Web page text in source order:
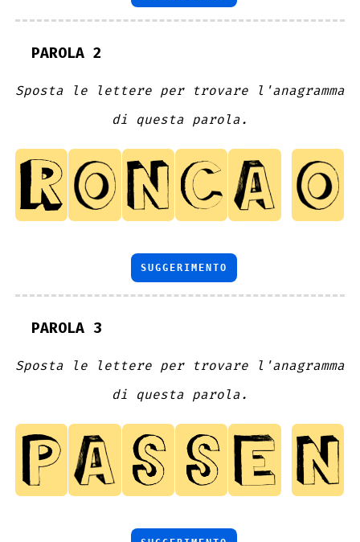
PAROLA 2
Sposta le lettere per trovare l'anagramma
di questa parola.
SUGGERIMENTO
PAROLA 3
Sposta le lettere per trovare l'anagramma
di questa parola.